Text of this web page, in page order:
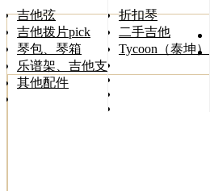
吉他弦
吉他拨片pick
琴包、琴箱
乐谱架、吉他支架
其他配件
折扣琴
二手吉他
Tycoon（泰坤）